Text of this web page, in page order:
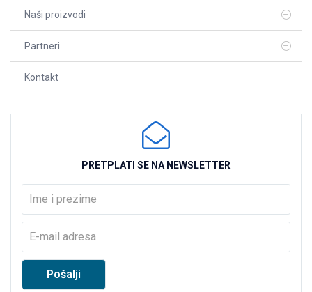
Naši proizvodi
Partneri
Kontakt
PRETPLATI SE NA NEWSLETTER